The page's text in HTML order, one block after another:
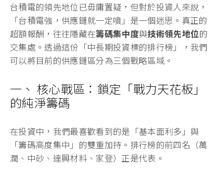
台積電的領先地位已毋庸置疑，但對於投資人來說，
「台積電強，供應鏈就一定噴」是一個迷思。真正的
超額報酬，往往隱藏在籌碼集中度與技術領先地位的
交集處。透過這份「中長期投資標的排行榜」，我們
可以將目前的供應鏈區分為三個戰略區域。
一、 核心戰區：鎖定「戰力天花板」
的純淨籌碼
在投資中，我們最喜歡看到的是「基本面利多」與
「籌碼高度集中」的雙重加持。排行榜的前四名（萬
潤、中砂、達興材料、家登）正是代表。